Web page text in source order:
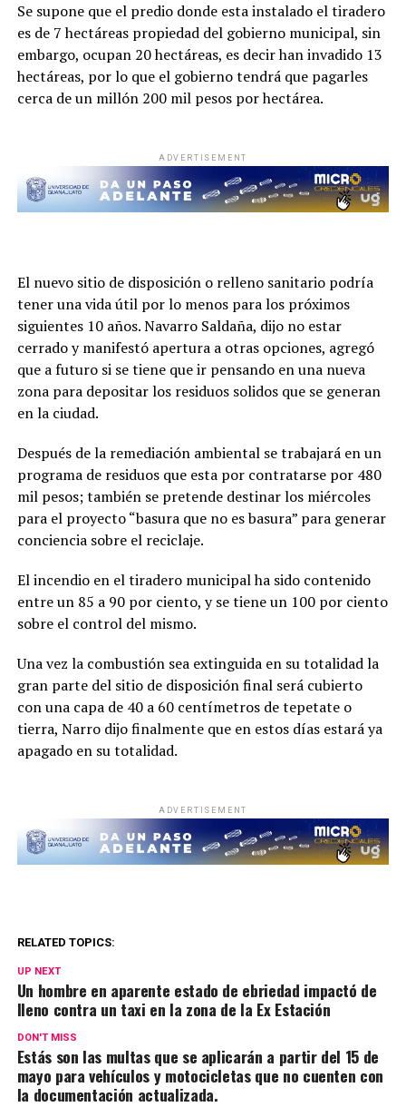
Se supone que el predio donde esta instalado el tiradero
es de 7 hectáreas propiedad del gobierno municipal, sin
embargo, ocupan 20 hectáreas, es decir han invadido 13
hectáreas, por lo que el gobierno tendrá que pagarles
cerca de un millón 200 mil pesos por hectárea.
ADVERTISEMENT
El nuevo sitio de disposición o relleno sanitario podría
tener una vida útil por lo menos para los próximos
siguientes 10 años. Navarro Saldaña, dijo no estar
cerrado y manifestó apertura a otras opciones, agregó
que a futuro si se tiene que ir pensando en una nueva
zona para depositar los residuos solidos que se generan
en la ciudad.
Después de la remediación ambiental se trabajará en un
programa de residuos que esta por contratarse por 480
mil pesos; también se pretende destinar los miércoles
para el proyecto “basura que no es basura” para generar
conciencia sobre el reciclaje.
El incendio en el tiradero municipal ha sido contenido
entre un 85 a 90 por ciento, y se tiene un 100 por ciento
sobre el control del mismo.
Una vez la combustión sea extinguida en su totalidad la
gran parte del sitio de disposición final será cubierto
con una capa de 40 a 60 centímetros de tepetate o
tierra, Narro dijo finalmente que en estos días estará ya
apagado en su totalidad.
ADVERTISEMENT
RELATED TOPICS:
UP NEXT
Un hombre en aparente estado de ebriedad impactó de
lleno contra un taxi en la zona de la Ex Estación
DON'T MISS
Estás son las multas que se aplicarán a partir del 15 de
mayo para vehículos y motocicletas que no cuenten con
la documentación actualizada.